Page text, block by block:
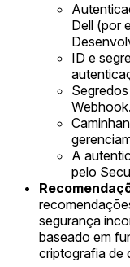
Dell (por
ID e
Webhook.
A
pelo
segurança
baseado em
criptografia de